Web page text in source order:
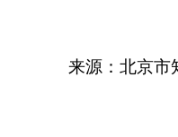
来源：北京市